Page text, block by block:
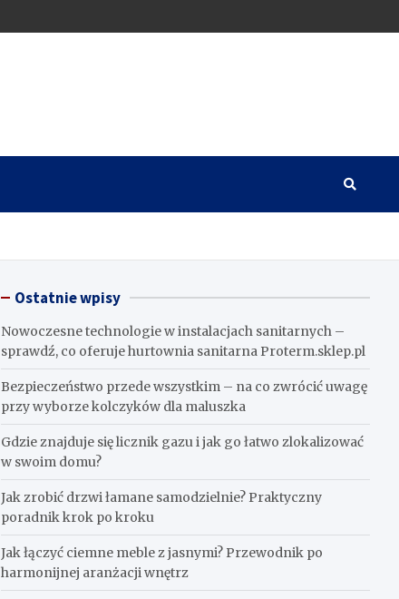
Ostatnie wpisy
Nowoczesne technologie w instalacjach sanitarnych –
sprawdź, co oferuje hurtownia sanitarna Proterm.sklep.pl
Bezpieczeństwo przede wszystkim – na co zwrócić uwagę
przy wyborze kolczyków dla maluszka
Gdzie znajduje się licznik gazu i jak go łatwo zlokalizować
w swoim domu?
Jak zrobić drzwi łamane samodzielnie? Praktyczny
poradnik krok po kroku
Jak łączyć ciemne meble z jasnymi? Przewodnik po
harmonijnej aranżacji wnętrz